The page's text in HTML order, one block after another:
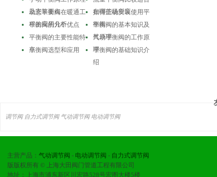
及安装要点
在哪些场所应…
动态平衡阀在暖通工
程的应用分析
如何正确安装使用平
衡阀
平衡阀的几个优点
平衡阀的基本知识及
其原理
平衡阀的主要性能特
点
气动平衡阀的工作原
理
平衡阀选型和应用
平衡阀的基础知识介
绍
调节阀 自力式调节阀 气动调节阀 电动调节阀
主营产品： 气动调节阀 - 电动调节阀 - 自力式调节阀
版版权所有 © 上海大田阀门管道工程有限公司
地址：上海市浦东新区川宏路528号宏图大楼5楼